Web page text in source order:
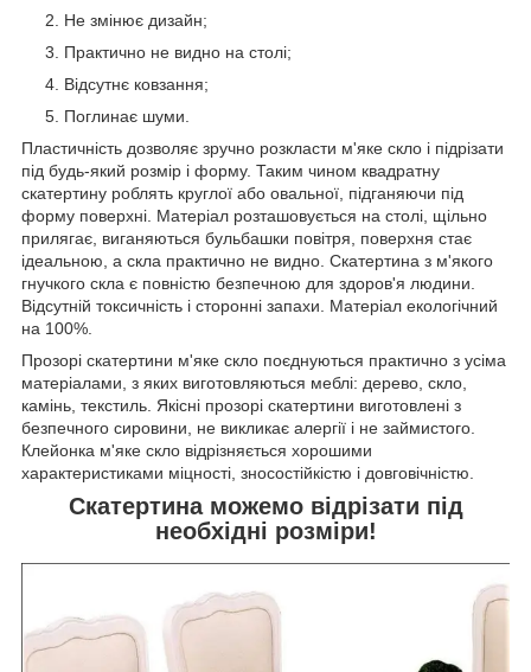
Не змінює дизайн;
Практично не видно на столі;
Відсутнє ковзання;
Поглинає шуми.
Пластичність дозволяє зручно розкласти м'яке скло і підрізати
під будь-який розмір і форму. Таким чином квадратну
скатертину роблять круглої або овальної, підганяючи під
форму поверхні. Матеріал розташовується на столі, щільно
прилягає, виганяються бульбашки повітря, поверхня стає
ідеальною, а скла практично не видно. Скатертина з м'якого
гнучкого скла є повністю безпечною для здоров'я людини.
Відсутній токсичність і сторонні запахи. Матеріал екологічний
на 100%.
Прозорі скатертини м'яке скло поєднуються практично з усіма
матеріалами, з яких виготовляються меблі: дерево, скло,
камінь, текстиль. Якісні прозорі скатертини виготовлені з
безпечного сировини, не викликає алергії і не займистого.
Клейонка м'яке скло відрізняється хорошими
характеристиками міцності, зносостійкістю і довговічністю.
Скатертина можемо відрізати під
необхідні розміри!